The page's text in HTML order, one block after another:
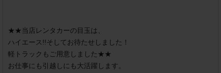
★★当店レンタカーの目玉は、
ハイエース!!そしてお待たせしました！
軽トラックもご用意しました★★
お仕事にも引越しにも大活躍します。